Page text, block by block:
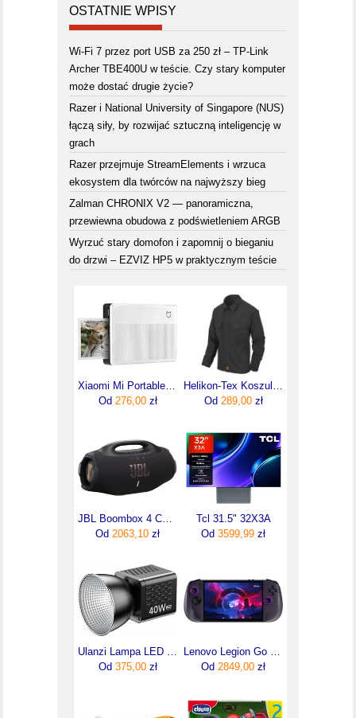
OSTATNIE WPISY
Wi-Fi 7 przez port USB za 250 zł – TP-Link
Archer TBE400U w teście. Czy stary komputer
może dostać drugie życie?
Razer i National University of Singapore (NUS)
łączą siły, by rozwijać sztuczną inteligencję w
grach
Razer przejmuje StreamElements i wrzuca
ekosystem dla twórców na najwyższy bieg
Zalman CHRONIX V2 — panoramiczna,
przewiewna obudowa z podświetleniem ARGB
Wyrzuć stary domofon i zapomnij o bieganiu
do drzwi – EZVIZ HP5 w praktycznym teście
Od 276,00zł
Od 289,00zł
Od 2063,10 zł
Tcl 31.5" 32X3A
Od 3599,99 zł
Od 375,00zł
Od 2849,00 zł